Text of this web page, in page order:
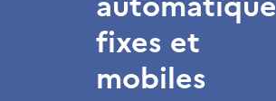
fixes et
mobiles